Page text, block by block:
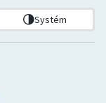
Systém